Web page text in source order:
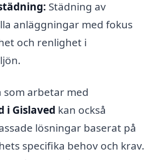
Städning av
anläggningar med fokus
och renlighet i
som arbetar med
i Gislaved kan också
lösningar baserat på
specifika behov och krav.